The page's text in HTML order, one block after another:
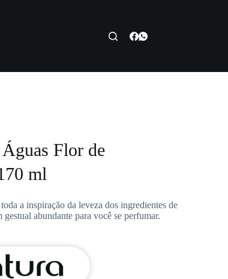
Flor de
ml
a inspiração da leveza dos ingredientes de
abundante para você se perfumar.